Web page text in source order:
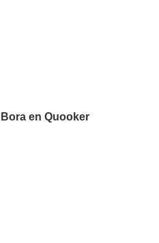
en Quooker